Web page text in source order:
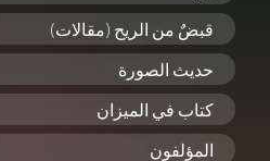
قبضٌ من الريح (مقالات)
حديث الصورة
كتاب في الميزان
المؤلفون